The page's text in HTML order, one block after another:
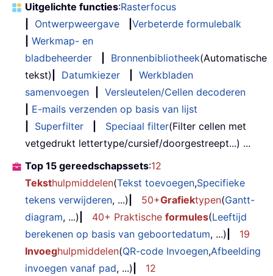
Uitgelichte functies:Rasterfocus
Ontwerpweergave
Verbeterde formulebalk
Werkmap- en
bladbeheerder
Bronnenbibliotheek(Automatische
tekst)
Datumkiezer
Werkbladen
samenvoegen
Versleutelen/Cellen decoderen
E-mails verzenden op basis van lijst
Superfilter Speciaal filter(Filter cellen met
vetgedrukt lettertype/cursief/doorgestreept...) ...
Top 15 gereedschapssets:12
Teksthulpmiddelen(Tekst toevoegen,Specifieke
tekens verwijderen, ...) 50+Grafiektypen(Gantt-
diagram, ...) 40+ Praktische formules(Leeftijd
berekenen op basis van geboortedatum, ...)
19
Invoeghulpmiddelen(QR-code Invoegen,Afbeelding
invoegen vanaf pad, ...)
12